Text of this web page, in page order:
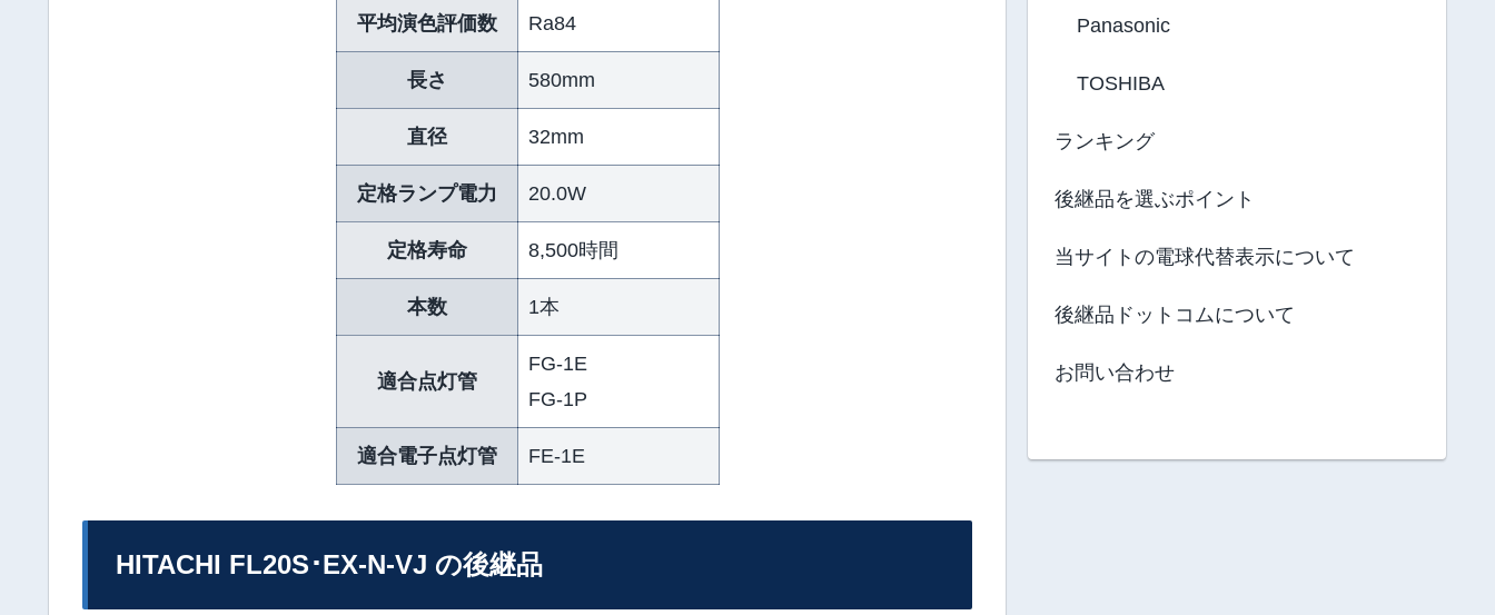
平均演色評価数 Ra84
長さ 580mm
直径 32mm
定格ランプ電力 20.0W
定格寿命 8,500時間
本数 1本
適合点灯管
FG-1E
FG-1P
適合電子点灯管 FE-1E
HITACHI FL20S･EX-N-VJ の後継品
Panasonic
TOSHIBA
ランキング
後継品を選ぶポイント
当サイトの電球代替表示について
後継品ドットコムについて
お問い合わせ